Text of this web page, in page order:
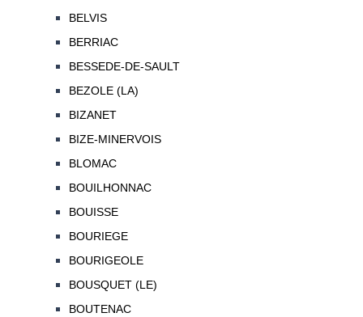
BELVIS
BERRIAC
BESSEDE-DE-SAULT
BEZOLE (LA)
BIZANET
BIZE-MINERVOIS
BLOMAC
BOUILHONNAC
BOUISSE
BOURIEGE
BOURIGEOLE
BOUSQUET (LE)
BOUTENAC